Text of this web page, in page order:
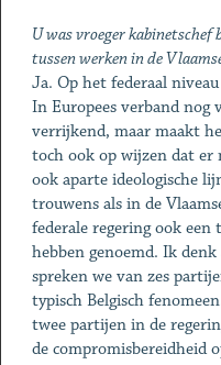
U was vroeger kabinetschef
tussen werken in de
Ja. Op het federaal
In Europees verband
verrijkend, maar maakt
toch ook op wijzen dat er
ook aparte ideologische
trouwens als in de
federale regering ook
hebben genoemd. Ik
spreken we van zes
typisch Belgisch
twee partijen in de
de compromisbereidheid